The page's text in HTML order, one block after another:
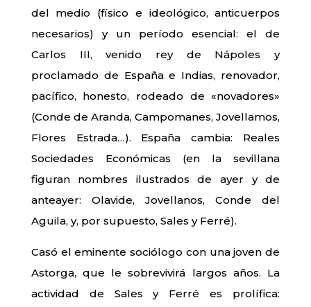
del medio (físico e ideológico, anticuerpos
necesarios) y un período esencial: el de
Carlos III, venido rey de Nápoles y
proclamado de España e Indias, renovador,
pacífico, honesto, rodeado de «novadores»
(Conde de Aranda, Campomanes, Jovellamos,
Flores Estrada…). España cambia: Reales
Sociedades Económicas (en la sevillana
figuran nombres ilustrados de ayer y de
anteayer: Olavide, Jovellanos, Conde del
Aguila, y, por supuesto, Sales y Ferré).
Casó el eminente sociólogo con una joven de
Astorga, que le sobrevivirá largos años. La
actividad de Sales y Ferré es prolífica: